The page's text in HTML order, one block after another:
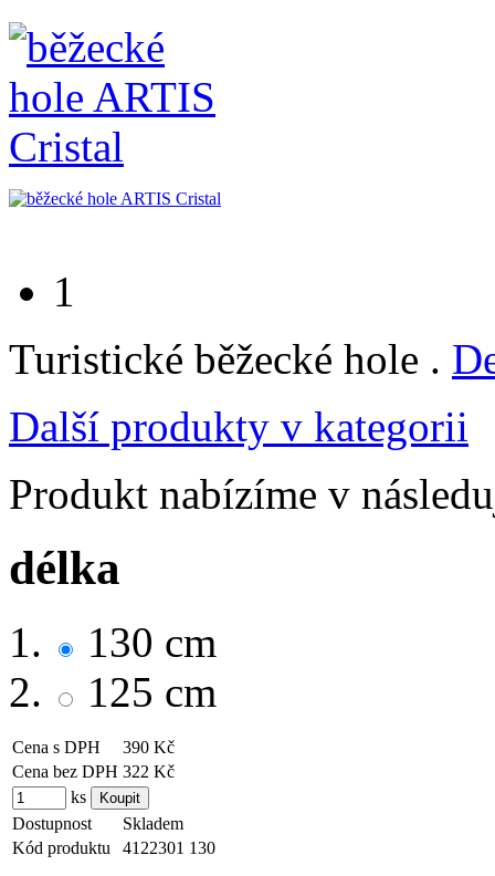
1
Turistické běžecké hole .
Další produkty v kategorii
Produkt nabízíme v
délka
130 cm
125 cm
Cena s DPH
390 Kč
Cena bez DPH 322 Kč
ks
Dostupnost
Skladem
Kód produktu
4122301 130